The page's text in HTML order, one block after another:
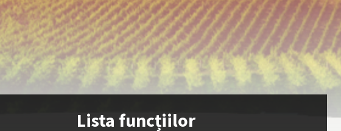
Lista funcțiilor